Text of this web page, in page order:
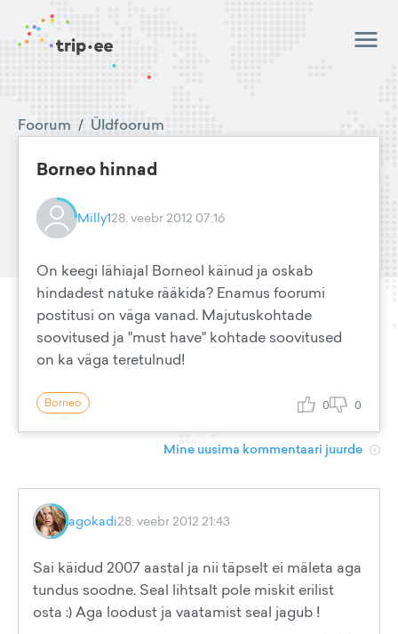
Foorum / Üldfoorum
Borneo hinnad
Milly128. veebr 2012 07:16
On keegi lähiajal Borneol käinud ja oskab
hindadest natuke rääkida? Enamus foorumi
postitusi on väga vanad. Majutuskohtade
soovitused ja "must have" kohtade soovitused
on ka väga teretulnud!
Borneo 0 0
Mine uusima kommentaari juurde
agokadi28. veebr 2012 21:43
Sai käidud 2007 aastal ja nii täpselt ei mäleta aga
tundus soodne. Seal lihtsalt pole miskit erilist
osta :) Aga loodust ja vaatamist seal jagub !